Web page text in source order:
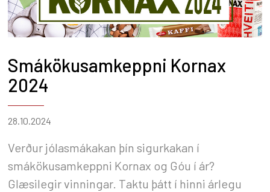
Smákökusamkeppni Kornax
2024
28.10.2024
Verður jólasmákakan þín sigurkakan í
smákökusamkeppni Kornax og Góu í ár?
Glæsilegir vinningar. Taktu þátt í hinni árlegu